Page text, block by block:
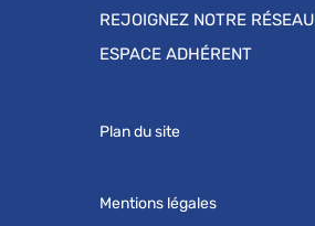
REJOIGNEZ NOTRE RÉSEAU
ESPACE ADHÉRENT
Plan du site
Mentions légales